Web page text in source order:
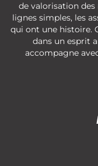
de valorisation
lignes simples, les
qui ont une histoire.
dans un esprit
accompagne